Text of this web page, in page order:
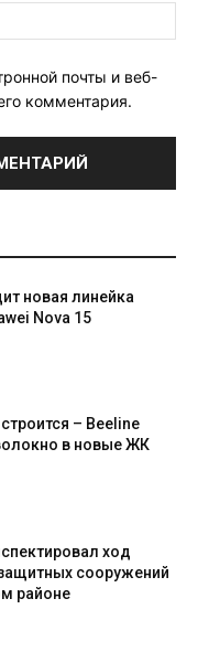
почты и веб-
комментария.
новая линейка
Nova 15
– Beeline
в новые ЖК
ход
сооружений
районе